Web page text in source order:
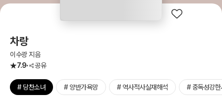
차랑
이수광 지음
7.9
공유
# 당찬소녀 # 양반가욕망 # 역사적사실재해석 # 중독성강한